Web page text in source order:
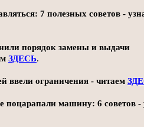
7 полезных советов -
порядок замены и выдачи
ЗДЕСЬ.
ввели ограничения - читаем
поцарапали машину: 6 советов -